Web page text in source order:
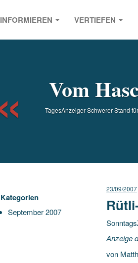
INFORMIEREN VERTIEFEN
Vom
TagesAnzeiger Schwerer Stand
Kategorien
September 2007
23/09/2007
Anzeige
von